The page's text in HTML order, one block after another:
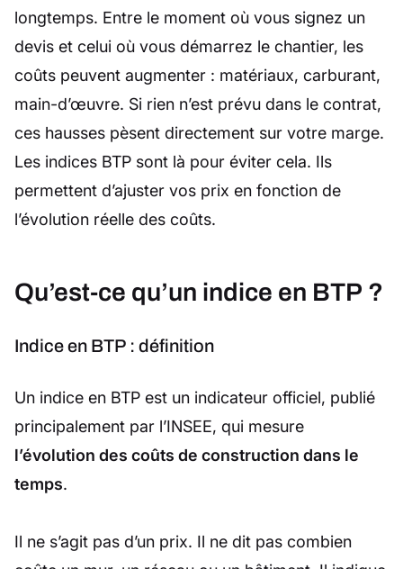
longtemps. Entre le moment où vous signez un
devis et celui où vous démarrez le chantier, les
coûts peuvent augmenter : matériaux, carburant,
main-d’œuvre. Si rien n’est prévu dans le contrat,
ces hausses pèsent directement sur votre marge.
Les indices BTP sont là pour éviter cela. Ils
permettent d’ajuster vos prix en fonction de
l’évolution réelle des coûts.
Qu’est-ce qu’un indice en BTP ?
Indice en BTP : définition
Un indice en BTP est un indicateur officiel, publié
principalement par l’INSEE, qui mesure
l’évolution des coûts de construction dans le
temps.
Il ne s’agit pas d’un prix. Il ne dit pas combien